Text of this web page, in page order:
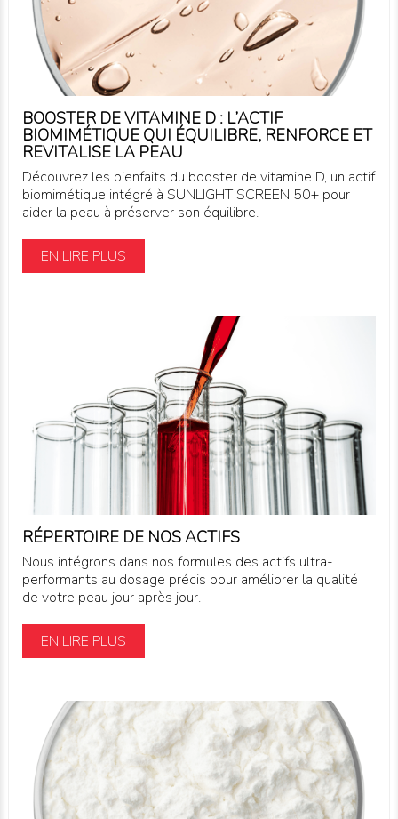
BOOSTER DE VITAMINE D : L’ACTIF
BIOMIMÉTIQUE QUI ÉQUILIBRE, RENFORCE ET
REVITALISE LA PEAU
Découvrez les bienfaits du booster de vitamine D, un actif
biomimétique intégré à SUNLIGHT SCREEN 50+ pour
aider la peau à préserver son équilibre.
EN LIRE PLUS
RÉPERTOIRE DE NOS ACTIFS
Nous intégrons dans nos formules des actifs ultra-
performants au dosage précis pour améliorer la qualité
de votre peau jour après jour.
EN LIRE PLUS